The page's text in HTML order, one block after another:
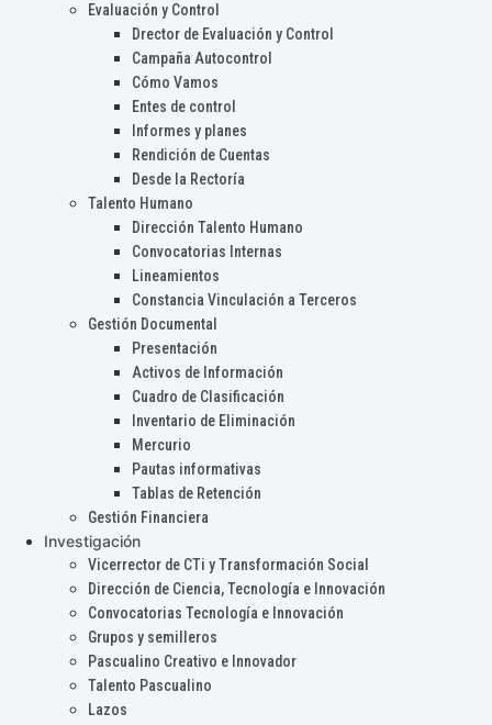
Evaluación y Control
Drector de Evaluación y Control
Campaña Autocontrol
Cómo Vamos
Entes de control
Informes y planes
Rendición de Cuentas
Desde la Rectoría
Talento Humano
Dirección Talento Humano
Convocatorias Internas
Lineamientos
Constancia Vinculación a Terceros
Gestión Documental
Presentación
Activos de Información
Cuadro de Clasificación
Inventario de Eliminación
Mercurio
Pautas informativas
Tablas de Retención
Gestión Financiera
Investigación
Vicerrector de CTi y Transformación Social
Dirección de Ciencia, Tecnología e Innovación
Convocatorias Tecnología e Innovación
Grupos y semilleros
Pascualino Creativo e Innovador
Talento Pascualino
Lazos